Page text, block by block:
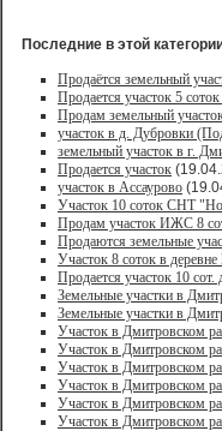
Последние в этой
Продаётся земельный
Продается участок 5
Продам земельный
участок в д. Дубровки
земельный участок в г.
Продается участок
участок в Ассаурово
Участок 10 соток СНТ
Продам участок ИЖС 8
Продаются земельные
Участок 8 соток в
Продается участок 10
Земельные участки в
Земельные участки в
Участок в Дмитровском
Участок в Дмитровском
Участок в Дмитровском
Участок в Дмитровском
Участок в Дмитровском
Участок в Дмитровском